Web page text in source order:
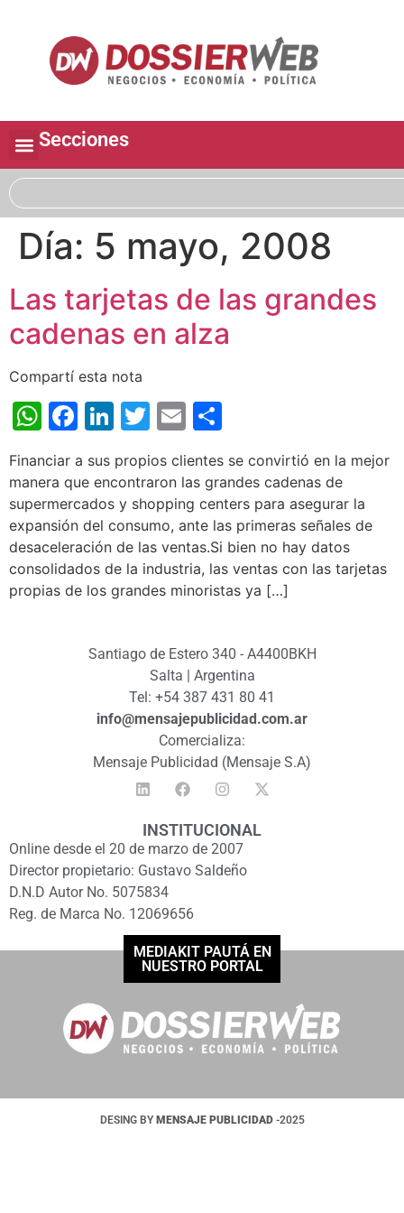
Secciones
Día: 5 mayo, 2008
Las tarjetas de las grandes
cadenas en alza
Compartí esta nota
WhatsApp
Facebook
LinkedIn
Twitter
Email
Financiar a sus propios clientes se convirtió en la mejor
manera que encontraron las grandes cadenas de
supermercados y shopping centers para asegurar la
expansión del consumo, ante las primeras señales de
desaceleración de las ventas.Si bien no hay datos
consolidados de la industria, las ventas con las tarjetas
propias de los grandes minoristas ya […]
Santiago de Estero 340 - A4400BKH
Salta | Argentina
Tel: +54 387 431 80 41
info@mensajepublicidad.com.ar
Comercializa:
Mensaje Publicidad (Mensaje S.A)
INSTITUCIONAL
Online desde el 20 de marzo de 2007
Director propietario: Gustavo Saldeño
D.N.D Autor No. 5075834
Reg. de Marca No. 12069656
MEDIAKIT PAUTÁ EN
NUESTRO PORTAL
DESING BY MENSAJE PUBLICIDAD -2025